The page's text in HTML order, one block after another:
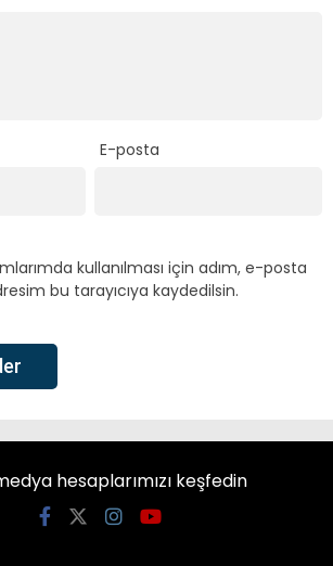
E-posta
kullanılması için adım, e-posta
bu tarayıcıya kaydedilsin.
hesaplarımızı keşfedin